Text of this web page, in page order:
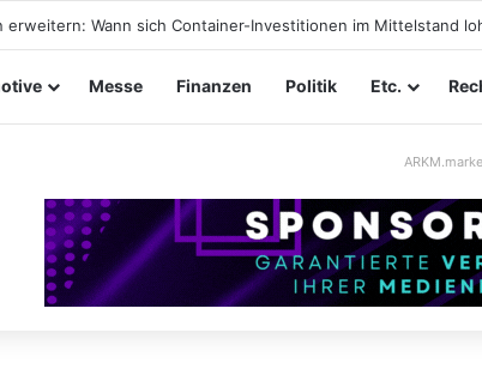
im Mittelstand: Absperrkonzepte für temporäre
Messe Finanzen Politik Etc.